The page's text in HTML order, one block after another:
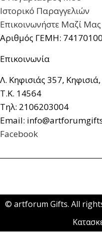
Ιστορικό Παραγγελιών
Επικοινωνήστε Μαζί Μας
Αριθμός ΓΕΜΗ:
Επικοινωνία
Λ. Κηφισιάς 357,
Τ.Κ. 14564
Τηλ: 2106203004
Email:
Facebook
© artforum Gifts. All